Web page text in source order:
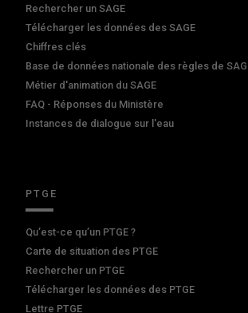
Rechercher un SAGE
Télécharger les données des SAGE
Chiffres clés
Base de données nationale des règles de
Métier d'animation du SAGE
FAQ - Réponses du Ministère
Instances de dialogue sur l'eau
PTGE
Qu’est-ce qu’un PTGE ?
Carte de situation des PTGE
Rechercher un PTGE
Télécharger les données des PTGE
Lettre PTGE